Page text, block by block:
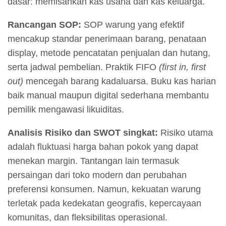
Rancangan SOP: SOP warung yang efektif
mencakup standar penerimaan barang, penataan
display, metode pencatatan penjualan dan hutang,
serta jadwal pembelian. Praktik FIFO (first in, first
out) mencegah barang kadaluarsa. Buku kas harian
baik manual maupun digital sederhana membantu
pemilik mengawasi likuiditas.
Analisis Risiko dan SWOT singkat: Risiko utama
adalah fluktuasi harga bahan pokok yang dapat
menekan margin. Tantangan lain termasuk
persaingan dari toko modern dan perubahan
preferensi konsumen. Namun, kekuatan warung
terletak pada kedekatan geografis, kepercayaan
komunitas, dan fleksibilitas operasional.